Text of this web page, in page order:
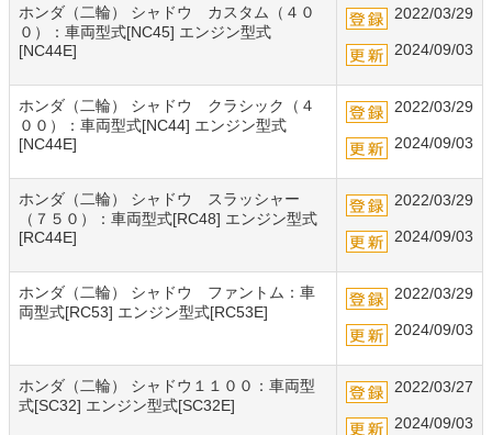
ホンダ（二輪） シャドウ カスタム（４０
０）：車両型式[NC45] エンジン型式
[NC44E]
2022/03/29
2024/09/03
ホンダ（二輪） シャドウ クラシック（４
００）：車両型式[NC44] エンジン型式
[NC44E]
2022/03/29
2024/09/03
ホンダ（二輪） シャドウ スラッシャー
（７５０）：車両型式[RC48] エンジン型式
[RC44E]
2022/03/29
2024/09/03
ホンダ（二輪） シャドウ ファントム：車
両型式[RC53] エンジン型式[RC53E]
2022/03/29
2024/09/03
ホンダ（二輪） シャドウ１１００：車両型
式[SC32] エンジン型式[SC32E]
2022/03/27
2024/09/03